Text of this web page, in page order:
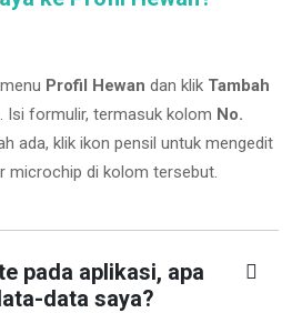
Profil Hewan dan klik Tambah
Isi formulir, termasuk kolom No.
ada, klik ikon pensil untuk mengedit
microchip di kolom tersebut.
pada aplikasi, apa
data saya?